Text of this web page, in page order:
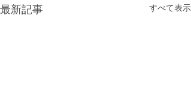
最新記事 すべて表示